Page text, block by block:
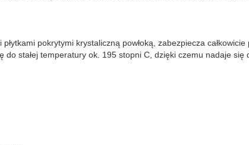
pokrytymi krystaliczną powłoką, zabezpiecza
do stałej temperatury ok. 195 stopni C, dzięki czemu nadaje się